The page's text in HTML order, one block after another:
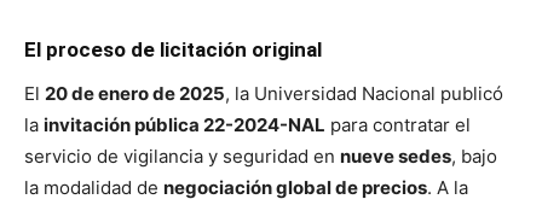
El proceso de licitación original
El 20 de enero de 2025, la Universidad Nacional publicó
la invitación pública 22-2024-NAL para contratar el
servicio de vigilancia y seguridad en nueve sedes, bajo
la modalidad de negociación global de precios. A la